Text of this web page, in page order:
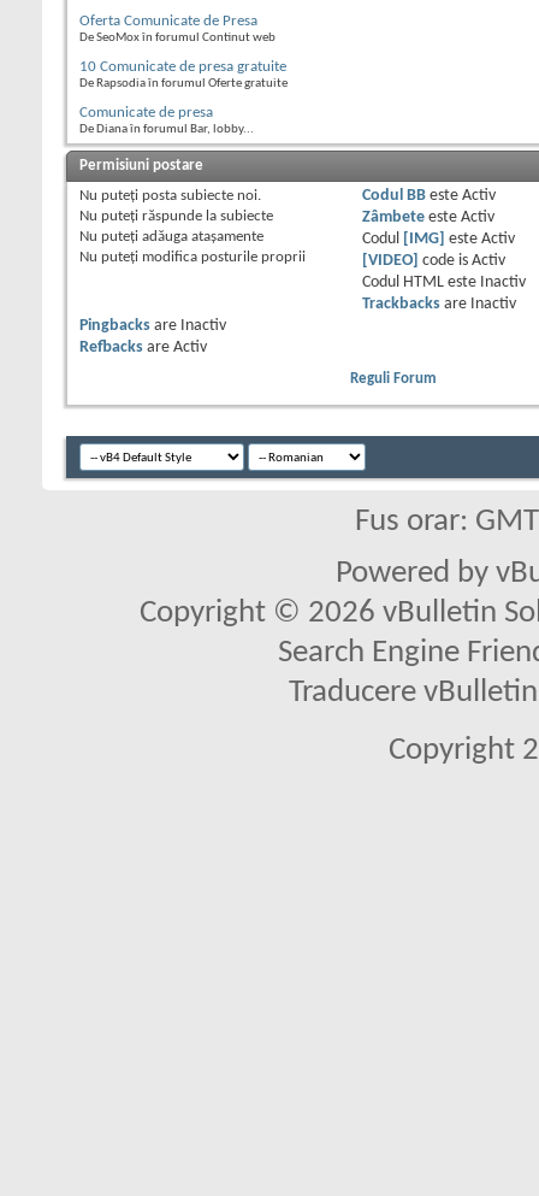
Oferta Comunicate de Presa
De SeoMox în forumul Continut web
10 Comunicate de presa gratuite
De Rapsodia în forumul Oferte gratuite
Comunicate de presa
De Diana în forumul Bar, lobby...
Permisiuni postare
Nu puteţi posta subiecte noi.
Nu puteţi răspunde la subiecte
Nu puteţi adăuga ataşamente
Nu puteţi modifica posturile proprii
Codul BBeste Activ
Zâmbeteeste Activ
Codul
[IMG] este Activ
[VIDEO]
code is Activ
Codul HTML este
Inactiv
Trackbacksare
Inactiv
Pingbacks are
Inactiv
Refbacks are Activ
Reguli Forum
Fus orar:
Powered by
Copyright © 2026 vBulletin
Search Engine
Traducere
Copyright